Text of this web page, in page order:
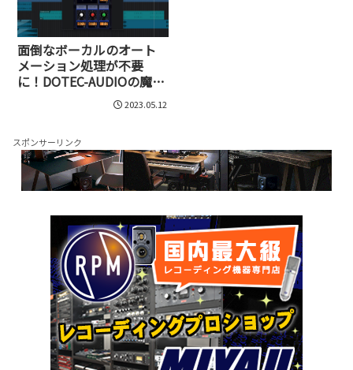
面倒なボーカルのオート
メーション処理が不要
に！DOTEC-AUDIOの魔法
のツール、DeeTrimX誕生
2023.05.12
スポンサーリンク